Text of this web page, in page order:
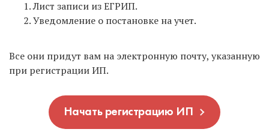
Лист записи из ЕГРИП.
Уведомление о постановке на учет.
Все они придут вам на электронную почту, указанную
при регистрации ИП.
Начать регистрацию ИП